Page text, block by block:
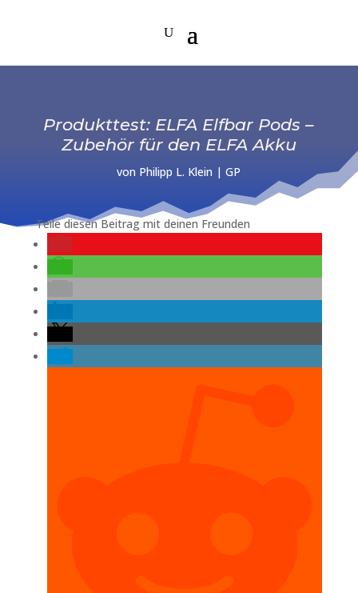
Produkttest: ELFA Elfbar Pods –
Zubehör für den ELFA Akku
von Philipp L. Klein |GP
Teile diesen Beitrag mit deinen Freunden